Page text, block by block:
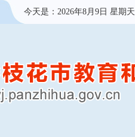
今天是： 2026年8月9日 星期天